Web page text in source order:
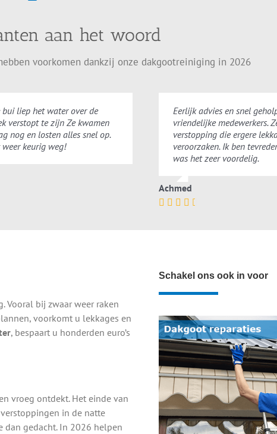
aan het woord
voorkomen dankzij onze dakgootreiniging in 2026
bui liep het water over de
verstopt te zijn Ze kwamen
nog en losten alles snel op.
keurig weg!
Eerlijk advies en snel
vriendelijke medewerkers.
verstopping die ergere
veroorzaken. Ik ben
was het zeer voordelig.
Achmed
Vooral bij zwaar weer raken
voorkomt u lekkages en
, bespaart u honderden euro’s
vroeg ontdekt. Het einde van
in de natte
dan gedacht. In 2026 helpen
Schakel ons ook in voor